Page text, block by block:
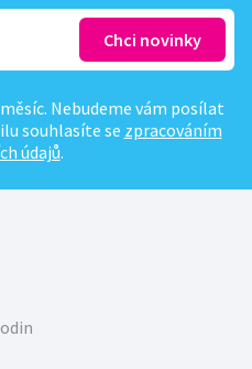
Nebudeme vám posílat
souhlasíte se zpracováním
údajů.